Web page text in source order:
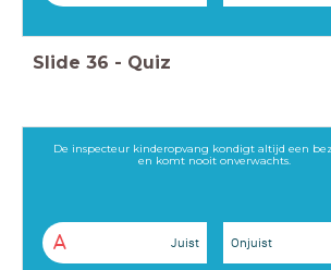
Slide 36 - Quiz
De inspecteur kinderopvang kondigt altijd een
en komt nooit onverwachts.
A Juist Onjuist